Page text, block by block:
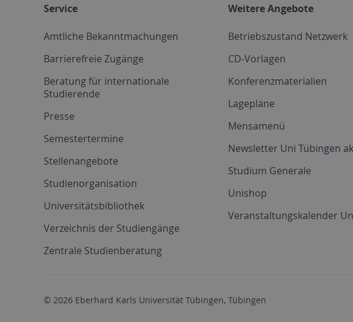
Service
Amtliche Bekanntmachungen
Barrierefreie Zugänge
Beratung für internationale
Studierende
Presse
Semestertermine
Stellenangebote
Studienorganisation
Universitätsbibliothek
Verzeichnis der Studiengänge
Zentrale Studienberatung
Weitere Angebote
Betriebszustand Netzwerk
CD-Vorlagen
Konferenzmaterialien
Lagepläne
Mensamenü
Newsletter Uni Tübingen
Studium Generale
Unishop
Veranstaltungskalender
© 2026 Eberhard Karls Universität Tübingen, Tübingen